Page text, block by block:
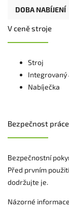
DOBA NABÍJENÍ
V ceně stroje
Stroj
Integrovaný
Nabíječka
Bezpečnost práce
Bezpečnostní
Před prvním
dodržujte je.
Názorné